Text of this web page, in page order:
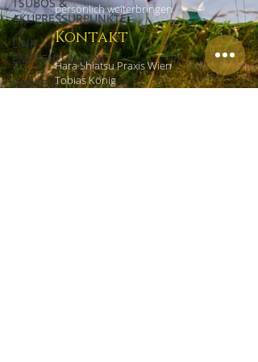
AKUPRESSURPUNKTE
LINK-
EMPFEHLUNGEN
KURSE &
persönlich weiterbringen.
Kontakt
Hara Shiatsu Praxis Wien
Tobias König